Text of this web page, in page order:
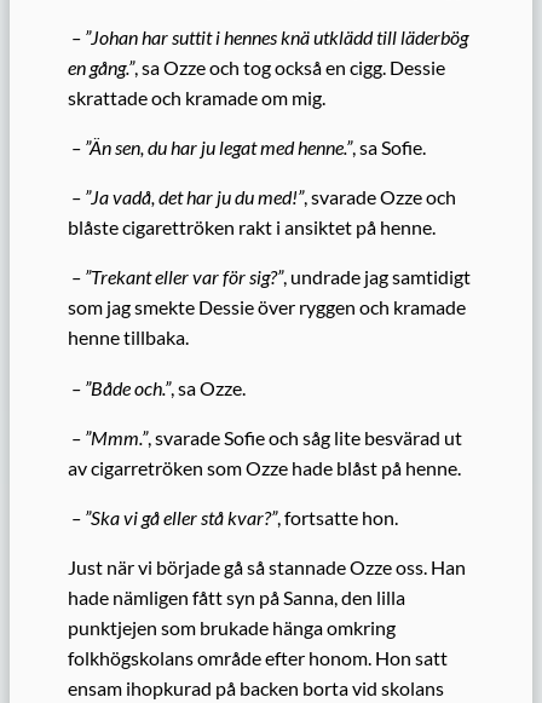
– ”Johan har suttit i hennes knä utklädd till läderbög
en gång.”, sa Ozze och tog också en cigg. Dessie
skrattade och kramade om mig.
– ”Än sen, du har ju legat med henne.”, sa Sofie.
– ”Ja vadå, det har ju du med!”, svarade Ozze och
blåste cigarettröken rakt i ansiktet på henne.
– ”Trekant eller var för sig?”, undrade jag samtidigt
som jag smekte Dessie över ryggen och kramade
henne tillbaka.
– ”Både och.”, sa Ozze.
– ”Mmm.”, svarade Sofie och såg lite besvärad ut
av cigarretröken som Ozze hade blåst på henne.
– ”Ska vi gå eller stå kvar?”, fortsatte hon.
Just när vi började gå så stannade Ozze oss. Han
hade nämligen fått syn på Sanna, den lilla
punktjejen som brukade hänga omkring
folkhögskolans område efter honom. Hon satt
ensam ihopkurad på backen borta vid skolans